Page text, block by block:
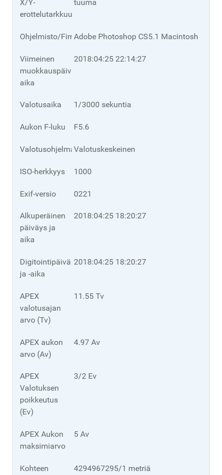
X/Y-
erottelutarkkuusyksikkö.
tuuma
Ohjelmisto/FirmwareAdobe Photoshop CS5.1 Macintosh
Viimeinen
muokkauspäivä/-
aika
2018:04:25 22:14:27
Valotusaika 1/3000 sekuntia
Aukon F-luku F5.6
ValotusohjelmaValotuskeskeinen
ISO-herkkyys 1000
Exif-versio 0221
Alkuperäinen
päiväys ja
aika
2018:04:25 18:20:27
Digitointipäivä
ja -aika
2018:04:25 18:20:27
APEX
valotusajan
arvo (Tv)
11.55 Tv
APEX aukon
arvo (Av)
4.97 Av
APEX
Valotuksen
poikkeutus
(Ev)
3/2 Ev
APEX Aukon
maksimiarvo
5 Av
Kohteen
4294967295/1 metriä